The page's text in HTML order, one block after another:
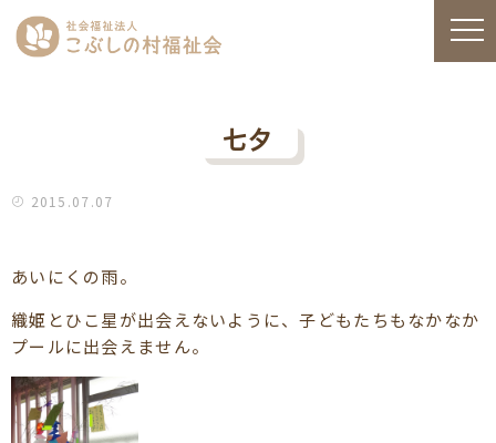
七夕
2015.07.07
あいにくの雨。
織姫とひこ星が出会えないように、子どもたちもなかなか
プールに出会えません。